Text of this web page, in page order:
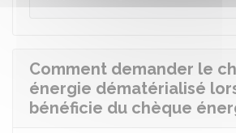
Comment demander le
énergie dématérialisé
bénéficie du chèque